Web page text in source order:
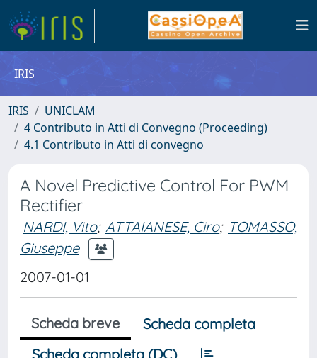
IRIS
IRIS
UNICLAM
4 Contributo in Atti di Convegno (Proceeding)
4.1 Contributo in Atti di convegno
A Novel Predictive Control For PWM
Rectifier
NARDI, Vito; ATTAIANESE, Ciro; TOMASSO,
Giuseppe
2007-01-01
Scheda breve
Scheda completa
Scheda completa (DC)